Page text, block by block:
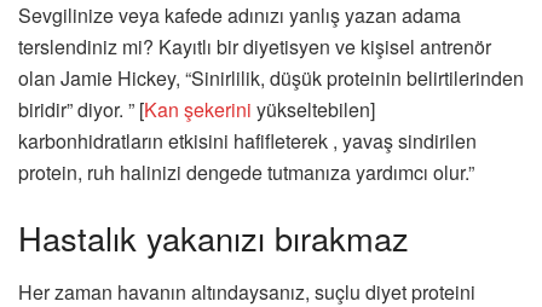
Sevgilinize veya kafede adınızı yanlış yazan adama
terslendiniz mi? Kayıtlı bir diyetisyen ve kişisel antrenör
olan Jamie Hickey, “Sinirlilik, düşük proteinin belirtilerinden
biridir” diyor. ” [Kan şekerini yükseltebilen]
karbonhidratların etkisini hafifleterek , yavaş sindirilen
protein, ruh halinizi dengede tutmanıza yardımcı olur.”
Hastalık yakanızı bırakmaz
Her zaman havanın altındaysanız, suçlu diyet proteini